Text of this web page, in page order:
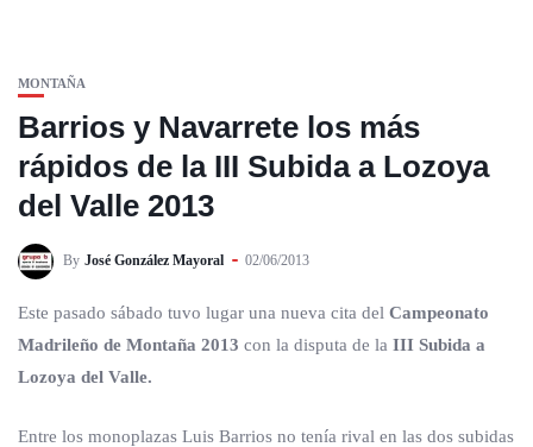
MONTAÑA
Barrios y Navarrete los más
rápidos de la III Subida a Lozoya
del Valle 2013
By José González Mayoral 02/06/2013
Este pasado sábado tuvo lugar una nueva cita del Campeonato
Madrileño de Montaña 2013 con la disputa de la III Subida a
Lozoya del Valle.
Entre los monoplazas Luis Barrios no tenía rival en las dos subidas